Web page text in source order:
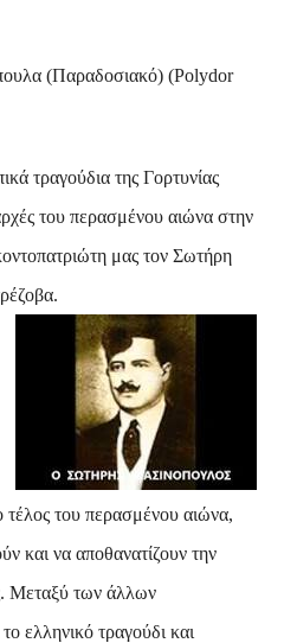
(Παραδοσιακό) (Polydor
τραγούδια της Γορτυνίας
του περασμένου αιώνα στην
μας τον Σωτήρη
τέλος του περασμένου αιώνα,
και να αποθανατίζουν την
Μεταξύ των άλλων
ελληνικό τραγούδι και